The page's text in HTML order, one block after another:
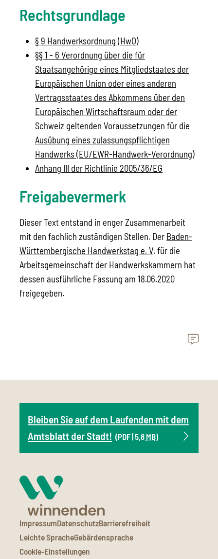
Rechtsgrundlage
§ 9 Handwerksordnung (HwO)
§§ 1 - 6 Verordnung über die für
Staatsangehörige eines Mitgliedstaates der
Europäischen Union oder eines anderen
Vertragsstaates des Abkommens über den
Europäischen Wirtschaftsraum oder der
Schweiz geltenden Voraussetzungen für die
Ausübung eines zulassungspflichtigen
Handwerks (EU/EWR-Handwerk-Verordnung)
Anhang III der Richtlinie 2005/36/EG
Freigabevermerk
Dieser Text entstand in enger Zusammenarbeit
mit den fachlich zuständigen Stellen. Der Baden-
Württembergische Handwerkstag e. V. für die
Arbeitsgemeinschaft der Handwerkskammern hat
dessen ausführliche Fassung am 18.06.2020
freigegeben.
Bleiben Sie auf dem Laufenden mit dem
Amtsblatt der Stadt! (PDF | 5,8 MB)
ImpressumDatenschutzBarrierefreiheit
Leichte SpracheGebärdensprache
Cookie-Einstellungen